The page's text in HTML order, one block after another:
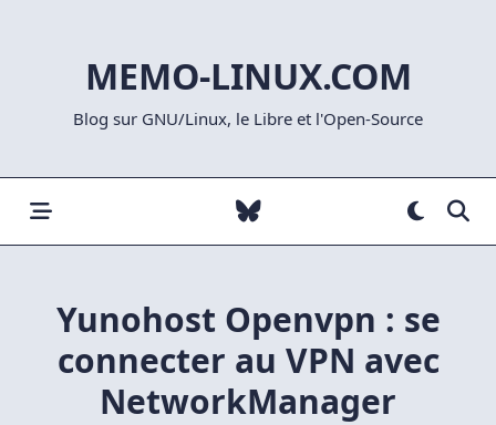
MEMO-LINUX.COM
Blog sur GNU/Linux, le Libre et l'Open-Source
Yunohost Openvpn : se
connecter au VPN avec
NetworkManager